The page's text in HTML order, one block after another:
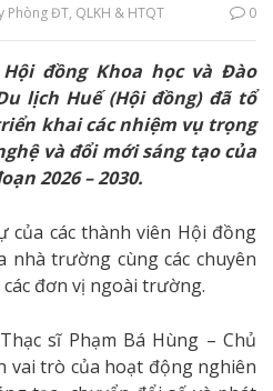
Phòng ĐT, QLKH & HTQT 0
Hội đồng Khoa học và Đào
lịch Huế (Hội đồng) đã tổ
khai các nhiệm vụ trọng
và đổi mới sáng tạo của
2026 – 2030.
của các thành viên Hội đồng
nhà trường cùng các chuyên
đơn vị ngoài trường.
sĩ Phạm Bá Hùng – Chủ
vai trò của hoạt động nghiên